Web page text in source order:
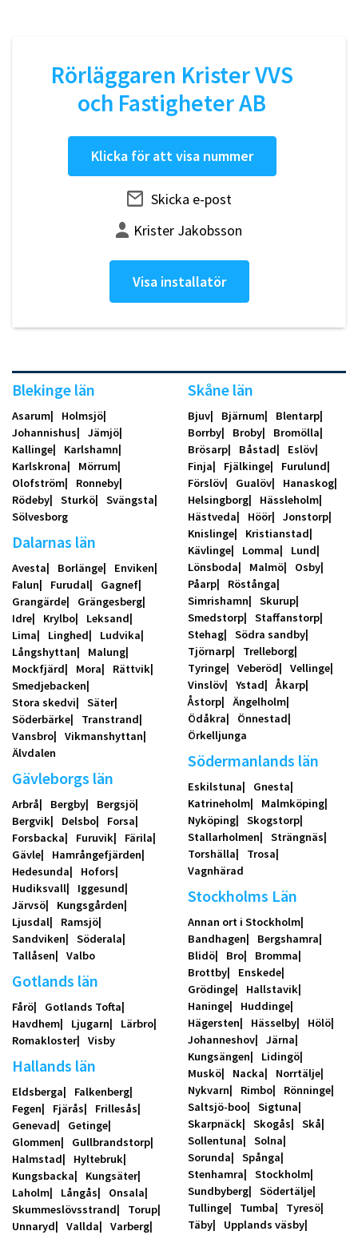
Rörläggaren Krister VVS
och Fastigheter AB
Klicka för att visa nummer
Skicka e-post
Krister Jakobsson
Visa installatör
Blekinge län
Asarum
Holmsjö
Johannishus
Jämjö
Kallinge
Karlshamn
Karlskrona
Mörrum
Olofström
Ronneby
Rödeby
Sturkö
Svängsta
Sölvesborg
Dalarnas län
Avesta Borlänge
Enviken
Falun
Furudal
Gagnef
Grangärde
Grängesberg
Idre
Krylbo
Leksand
Lima
Linghed
Ludvika
Långshyttan
Malung
Mockfjärd
Mora
Rättvik
Smedjebacken
Stora skedvi
Säter
Söderbärke
Transtrand
Vansbro
Vikmanshyttan
Älvdalen
Gävleborgs län
Arbrå Bergby
Bergsjö
Bergvik
Delsbo
Forsa
Forsbacka
Furuvik
Färila
Gävle
Hamrångefjärden
Hedesunda
Hofors
Hudiksvall
Iggesund
Järvsö
Kungsgården
Ljusdal
Ramsjö
Sandviken
Söderala
Tallåsen
Valbo
Gotlands län
Fårö
Gotlands Tofta
Havdhem
Ljugarn
Lärbro
Romakloster
Visby
Hallands län
Eldsberga
Falkenberg
Fegen
Fjärås
Frillesås
Genevad
Getinge
Glommen
Gullbrandstorp
Halmstad
Hyltebruk
Kungsbacka
Kungsäter
Laholm
Långås
Onsala
Skummeslövsstrand
Torup
Unnaryd
Vallda Varberg
Skåne län
Bjuv Bjärnum
Blentarp
Borrby
Broby
Bromölla
Brösarp
Båstad
Eslöv
Finja
Fjälkinge
Furulund
Förslöv
Gualöv
Hanaskog
Helsingborg
Hässleholm
Hästveda
Höör
Jonstorp
Knislinge
Kristianstad
Kävlinge
Lomma
Lund
Lönsboda
Malmö
Osby
Påarp
Röstånga
Simrishamn
Skurup
Smedstorp
Staffanstorp
Stehag
Södra sandby
Tjörnarp
Trelleborg
Tyringe
Veberöd
Vellinge
Vinslöv
Ystad
Åkarp
Åstorp
Ängelholm
Ödåkra
Önnestad
Örkelljunga
Södermanlands län
Eskilstuna
Gnesta
Katrineholm
Malmköping
Nyköping
Skogstorp
Stallarholmen
Strängnäs
Torshälla
Trosa
Vagnhärad
Stockholms Län
Annan ort i Stockholm
Bandhagen
Bergshamra
Blidö
Bro
Bromma
Brottby
Enskede
Grödinge
Hallstavik
Haninge
Huddinge
Hägersten
Hässelby
Hölö
Johanneshov
Järna
Kungsängen
Lidingö
Muskö
Nacka
Norrtälje
Nykvarn
Rimbo
Rönninge
Saltsjö-boo
Sigtuna
Skarpnäck
Skogås
Skå
Sollentuna
Solna
Sorunda
Spånga
Stenhamra
Stockholm
Sundbyberg
Södertälje
Tullinge
Tumba
Tyresö
Täby
Upplands väsby